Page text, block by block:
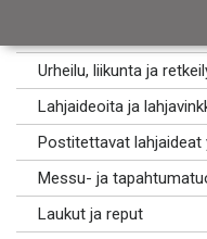
Urheilu, liikunta ja
Lahjaideoita ja
Postitettavat lahjaideat
Messu- ja
Laukut ja reput